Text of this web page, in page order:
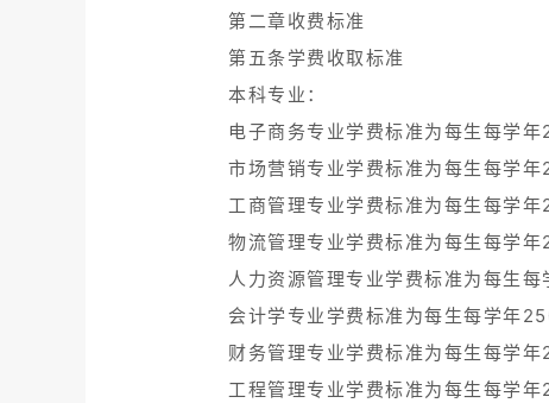
第二章收费标准
第五条学费收取标准
本科专业：
电子商务专业学费标准为每生每学年
市场营销专业学费标准为每生每学年
工商管理专业学费标准为每生每学年
物流管理专业学费标准为每生每学年
人力资源管理专业学费标准为每生每
会计学专业学费标准为每生每学年
财务管理专业学费标准为每生每学年
工程管理专业学费标准为每生每学年